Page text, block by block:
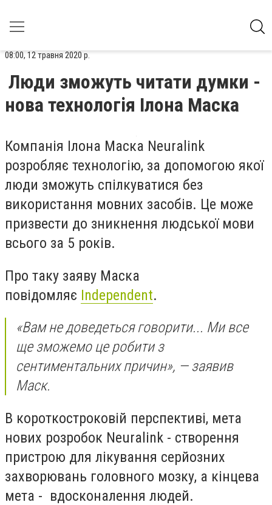
08:00, 12 травня 2020 р.
Люди зможуть читати думки -
нова технологія Ілона Маска
Компанія Ілона Маска Neuralink
розробляє технологію, за допомогою якої
люди зможуть спілкуватися без
використання мовних засобів. Це може
призвести до зникнення людської мови
всього за 5 років.
Про таку заяву Маска
повідомляє Independent.
«Вам не доведеться говорити... Ми все
ще зможемо це робити з
сентиментальних причин», — заявив
Маск.
В короткостроковій перспективі, мета
нових розробок Neuralink - створення
пристрою для лікування серйозних
захворювань головного мозку, а кінцева
мета - вдосконалення людей.